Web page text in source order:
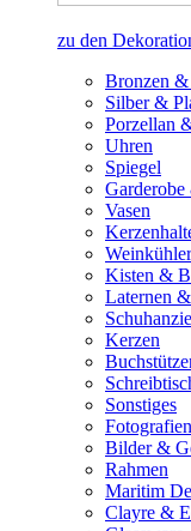
zu den
Bronzen
Silber &
Porzellan
Uhren
Spiegel
Vasen
Kisten &
Laternen
Kerzen
Sonstiges
Fotografien
Bilder &
Rahmen
Maritim
Clayre &